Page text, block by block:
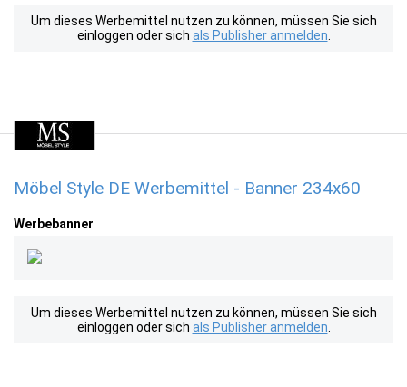
Um dieses Werbemittel nutzen zu können, müssen Sie sich
einloggen oder sich als Publisher anmelden
Möbel Style DE Werbemittel - Banner 234x60
Werbebanner
Um dieses Werbemittel nutzen zu können, müssen Sie sich
einloggen oder sich als Publisher anmelden